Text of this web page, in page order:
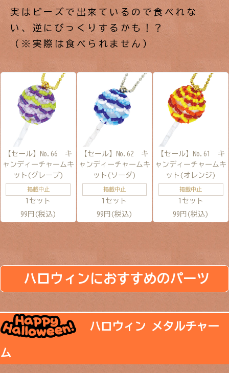
実はビーズで出来ているので食べれな
い、逆にびっくりするかも！？
（※実際は食べられません）
【セール】No.66 キ
ャンディーチャームキ
ット(グレープ)
掲載中止
1セット
99円(税込)
【セール】No.62 キ
ャンディーチャームキ
ット(ソーダ)
掲載中止
1セット
99円(税込)
【セール】No.61 キ
ャンディーチャームキ
ット(オレンジ)
掲載中止
1セット
99円(税込)
ハロウィンにおすすめのパーツ
ハロウィン メタルチャー
ム